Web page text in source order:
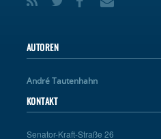
AUTOREN
André Tautenhahn
KONTAKT
Senator-Kraft-Straße 26